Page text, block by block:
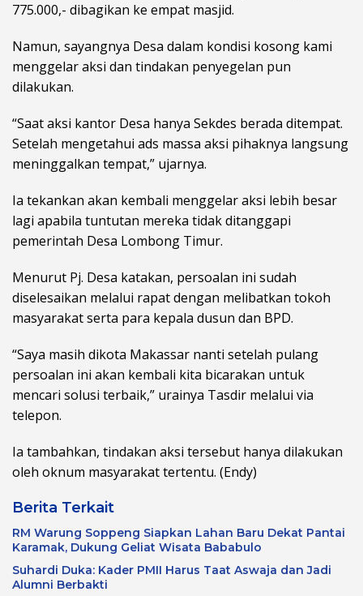
775.000,- dibagikan ke empat masjid.
Namun, sayangnya Desa dalam kondisi kosong kami
menggelar aksi dan tindakan penyegelan pun
dilakukan.
“Saat aksi kantor Desa hanya Sekdes berada ditempat.
Setelah mengetahui ads massa aksi pihaknya langsung
meninggalkan tempat,” ujarnya.
Ia tekankan akan kembali menggelar aksi lebih besar
lagi apabila tuntutan mereka tidak ditanggapi
pemerintah Desa Lombong Timur.
Menurut Pj. Desa katakan, persoalan ini sudah
diselesaikan melalui rapat dengan melibatkan tokoh
masyarakat serta para kepala dusun dan BPD.
“Saya masih dikota Makassar nanti setelah pulang
persoalan ini akan kembali kita bicarakan untuk
mencari solusi terbaik,” urainya Tasdir melalui via
telepon.
Ia tambahkan, tindakan aksi tersebut hanya dilakukan
oleh oknum masyarakat tertentu. (Endy)
Berita Terkait
RM Warung Soppeng Siapkan Lahan Baru Dekat Pantai
Karamak, Dukung Geliat Wisata Bababulo
Suhardi Duka: Kader PMII Harus Taat Aswaja dan Jadi
Alumni Berbakti